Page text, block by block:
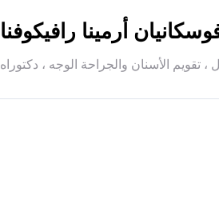
أرمينا رافيكوفنا
الأسنان والجراحة الوجه ، دكتوراه